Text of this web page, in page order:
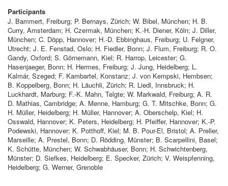
Participants
J. Bammert, Freiburg; P. Bernays, Zürich; W. Bibel, München; H. B.
Curry, Amsterdam; H. Czermak, München; K.-H. Diener, Köln; J. Diller,
München; C. Döpp, Hannover; H.-D. Ebbinghaus, Freiburg; U. Felgner,
Utrecht; J. E. Fenstad, Oslo; H. Fiedler, Bonn; J. Flum, Freiburg; R. O.
Gandy, Oxford; S. Görnemann, Kiel; R. Harrop, Leicester; G.
Hasenjaeger, Bonn; H. Hermes, Freiburg; J. Jung, Heidelberg; L.
Kalmár, Szeged; F. Kambartel, Konstanz; J. von Kempski, Hembsen;
B. Koppelberg, Bonn; H. Läuchli, Zürich; R. Liedl, Innsbruck; H.
Luckhardt, Marburg; F.-K. Mahn, Telgte; W. Markwald, Freiburg; A. R.
D. Mathias, Cambridge; A. Menne, Hamburg; G. T. Mitschke, Bonn; G.
H. Müller, Heidelberg; H. Müller, Hannover; A. Oberschelp, Kiel; H.
Osswald, Hannover; K. Peters, Heidelberg; H. Pfeiffer, Hannover; K.-P.
Podewski, Hannover; K. Potthoff, Kiel; M. B. Pour-El, Bristol; A. Preller,
Marseille; A. Prestel, Bonn; D. Rödding, Münster; B. Scarpellini, Basel;
K. Schütte, München; W. Schwabhäuser, Bonn; H. Schwichtenberg,
Münster; D. Siefkes, Heidelberg; E. Specker, Zürich; V. Weispfenning,
Heidelberg; G. Werner, Grenoble